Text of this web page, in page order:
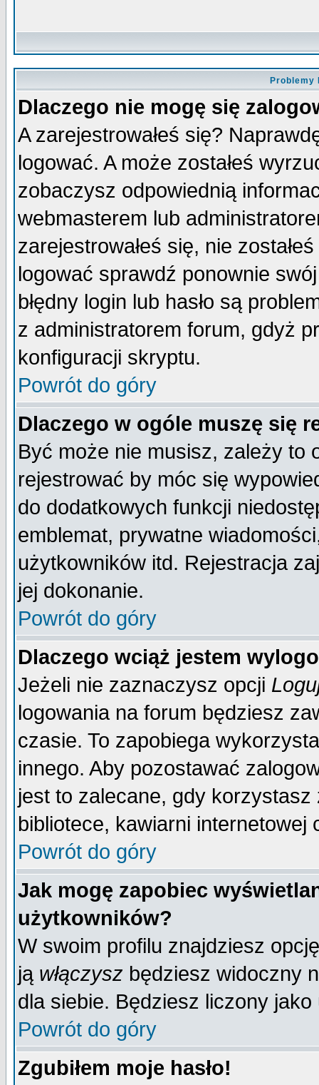
Problemy
Dlaczego nie mogę się
A zarejestrowałeś się?
logować. A może zostałeś
zobaczysz odpowiednią
webmasterem lub
zarejestrowałeś się, nie
logować sprawdź ponownie
błędny login lub hasło są
z administratorem forum, gdyż
konfiguracji skryptu.
Powrót do góry
Dlaczego w ogóle muszę się
Być może nie musisz, zależy to
rejestrować by móc się
do dodatkowych funkcji
emblemat, prywatne
użytkowników itd. Rejestracja
jej dokonanie.
Powrót do góry
Dlaczego wciąż jestem
Jeżeli nie zaznaczysz opcji
logowania na forum będziesz
czasie. To zapobiega
innego. Aby pozostawać
jest to zalecane, gdy
bibliotece, kawiarni internetowej
Powrót do góry
Jak mogę zapobiec
użytkowników?
W swoim profilu znajdziesz
ją włączysz będziesz widoczny
dla siebie. Będziesz liczony
Powrót do góry
Zgubiłem moje hasło!